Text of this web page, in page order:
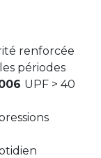
renforcée
périodes
UPF > 40